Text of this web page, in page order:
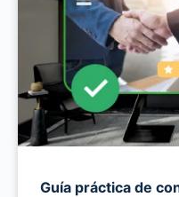
Guía práctica de